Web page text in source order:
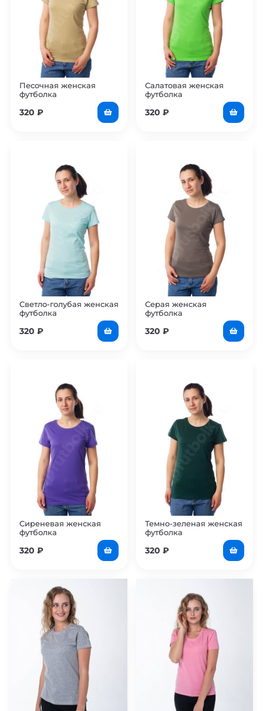
Песочная женская
футболка
320 ₽
Салатовая женская
футболка
320 ₽
Светло-голубая женская
футболка
320 ₽
Серая женская
футболка
320 ₽
Сиреневая женская
футболка
320 ₽
Темно-зеленая женская
футболка
320 ₽